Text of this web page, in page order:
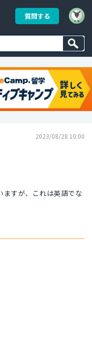
質問する
2023/08/28 10:00
すが、これは英語でな